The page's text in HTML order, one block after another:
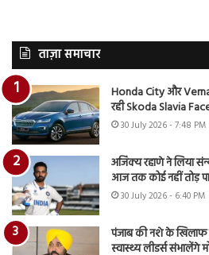
ताज़ा समाचार
Honda City और
रही Skoda Slavia
30 July 2026 - 7:48 PM
अजिंक्य रहाणे ने लिया
आज तक कोई नहीं तोड़
30 July 2026 - 6:40 PM
पंजाब की नशे के खिलाफ
स्वास्थ्य लीडर्स संभालेंगे